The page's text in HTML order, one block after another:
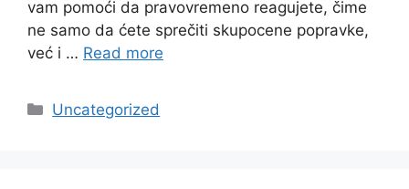
vam pomoći da pravovremeno reagujete, čime
ne samo da ćete sprečiti skupocene popravke,
već i … Read more
Categories
Uncategorized